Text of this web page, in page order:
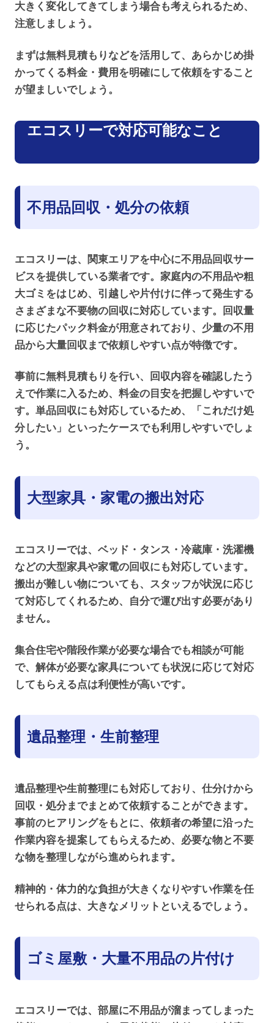
大きく変化してきてしまう場合も考えられるため、
注意しましょう。
まずは無料見積もりなどを活用して、あらかじめ掛
かってくる料金・費用を明確にして依頼をすること
が望ましいでしょう。
エコスリーで対応可能なこと
不用品回収・処分の依頼
エコスリーは、関東エリアを中心に不用品回収サー
ビスを提供している業者です。家庭内の不用品や粗
大ゴミをはじめ、引越しや片付けに伴って発生する
さまざまな不要物の回収に対応しています。回収量
に応じたパック料金が用意されており、少量の不用
品から大量回収まで依頼しやすい点が特徴です。
事前に無料見積もりを行い、回収内容を確認したう
えで作業に入るため、料金の目安を把握しやすいで
す。単品回収にも対応しているため、「これだけ処
分したい」といったケースでも利用しやすいでしょ
う。
大型家具・家電の搬出対応
エコスリーでは、ベッド・タンス・冷蔵庫・洗濯機
などの大型家具や家電の回収にも対応しています。
搬出が難しい物についても、スタッフが状況に応じ
て対応してくれるため、自分で運び出す必要があり
ません。
集合住宅や階段作業が必要な場合でも相談が可能
で、解体が必要な家具についても状況に応じて対応
してもらえる点は利便性が高いです。
遺品整理・生前整理
遺品整理や生前整理にも対応しており、仕分けから
回収・処分までまとめて依頼することができます。
事前のヒアリングをもとに、依頼者の希望に沿った
作業内容を提案してもらえるため、必要な物と不要
な物を整理しながら進められます。
精神的・体力的な負担が大きくなりやすい作業を任
せられる点は、大きなメリットといえるでしょう。
ゴミ屋敷・大量不用品の片付け
エコスリーでは、部屋に不用品が溜まってしまった